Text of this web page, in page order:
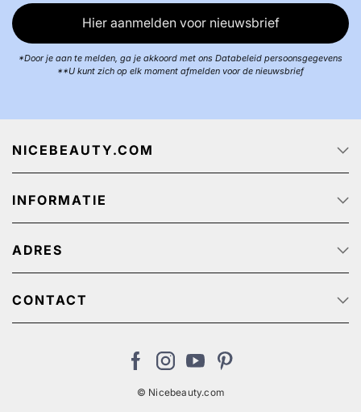
Hier aanmelden voor nieuwsbrief
*Door je aan te melden, ga je akkoord met ons Databeleid persoonsgegevens
**U kunt zich op elk moment afmelden voor de nieuwsbrief
NICEBEAUTY.COM
Startpagina
Over ons
Track & Trace
Reclame aanbiedingen
INFORMATIE
Klantenservice - Q & A
Privacy beleid
Algemene Voorwaarden
Retour
ADRES
NiceBeauty ApS
Stærevej 2,
6705 Esbjerg, Denmark
CONTACT
Klantenservice: (+31) 20 891 0380 (We speak English)
© Nicebeauty.com